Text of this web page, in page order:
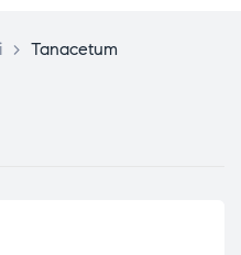
> Tanacetum